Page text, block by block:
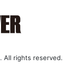
. All rights reserved.